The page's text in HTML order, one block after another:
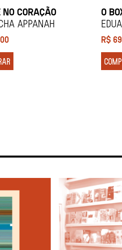
NO CORAÇÃO
Appanah
O
R$